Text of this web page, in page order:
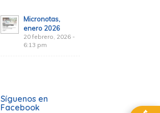
Micronotas,
enero 2026
20 febrero, 2026 -
6:13 pm
Síguenos en
Facebook